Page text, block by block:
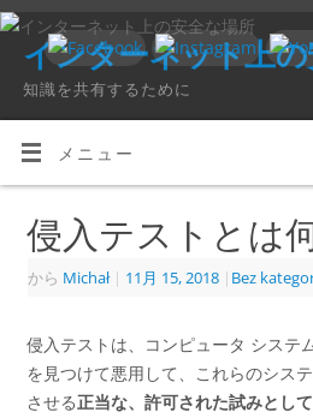
インターネット上
知識を共有するために
メニュー
侵入テストとは
から Michał | 11月 15, 2018 | Bez
侵入テストは、コンピュータ システ
を見つけて悪用して、これらのシス
させる正当な、許可された試みとし